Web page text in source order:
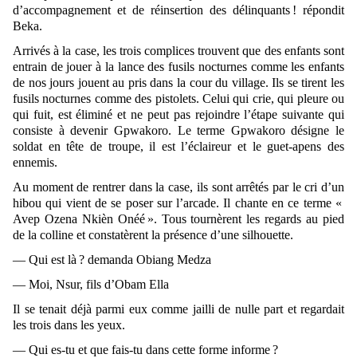
d’accompagnement et de réinsertion des délinquants ! répondit
Beka.
Arrivés à la case, les trois complices trouvent que des enfants sont
entrain de jouer à la lance des fusils nocturnes comme les enfants
de nos jours jouent au pris dans la cour du village. Ils se tirent les
fusils nocturnes comme des pistolets. Celui qui crie, qui pleure ou
qui fuit, est éliminé et ne peut pas rejoindre l’étape suivante qui
consiste à devenir Gpwakoro. Le terme Gpwakoro désigne le
soldat en tête de troupe, il est l’éclaireur et le guet-apens des
ennemis.
Au moment de rentrer dans la case, ils sont arrêtés par le cri d’un
hibou qui vient de se poser sur l’arcade. Il chante en ce terme «
Avep Ozena Nkièn Onéé ». Tous tournèrent les regards au pied
de la colline et constatèrent la présence d’une silhouette.
— Qui est là ? demanda Obiang Medza
— Moi, Nsur, fils d’Obam Ella
Il se tenait déjà parmi eux comme jailli de nulle part et regardait
les trois dans les yeux.
— Qui es-tu et que fais-tu dans cette forme informe ?